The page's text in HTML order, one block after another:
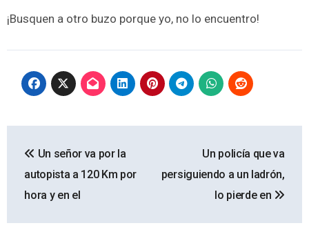
¡Busquen a otro buzo porque yo, no lo encuentro!
de
entradas
Un señor va por la
autopista a 120 Km por
hora y en el
Un policía que va
persiguiendo a un ladrón,
lo pierde en